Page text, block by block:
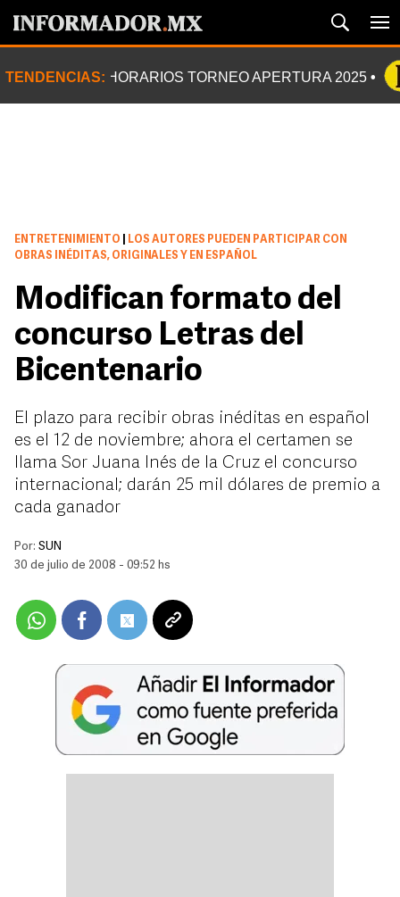
TENDENCIAS: HORARIOS TORNEO APERTURA 2025
ENTRETENIMIENTO
LOS AUTORES PUEDEN PARTICIPAR CON
OBRAS INÉDITAS, ORIGINALES Y EN ESPAÑOL
Modifican formato del
concurso Letras del
Bicentenario
El plazo para recibir obras inéditas en español
es el 12 de noviembre; ahora el certamen se
llama Sor Juana Inés de la Cruz el concurso
internacional; darán 25 mil dólares de premio a
cada ganador
Por: SUN
30 de julio de 2008 - 09:52 hs